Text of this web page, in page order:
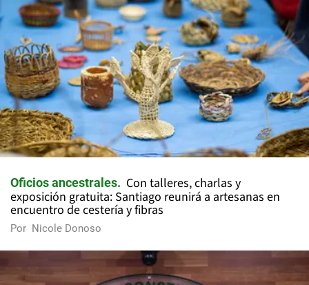
Oficios ancestrales
Con talleres, charlas y
exposición gratuita: Santiago reunirá a artesanas en
encuentro de cestería y fibras
Por Nicole Donoso